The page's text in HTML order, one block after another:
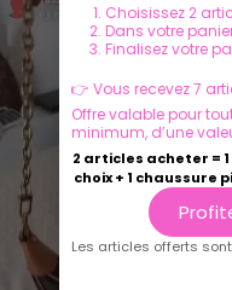
Choisissez 2
Dans votre
Finalisez votre
👉 Vous recevez 7
Offre valable pour
minimum, d’une
2 articles acheter =
choix + 1 chaussure
Les articles offerts